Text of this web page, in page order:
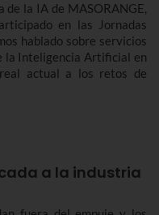
de la IA de MASORANGE,
en las Jornadas
hablado sobre servicios
la Inteligencia Artificial en
actual a los retos de
a la industria